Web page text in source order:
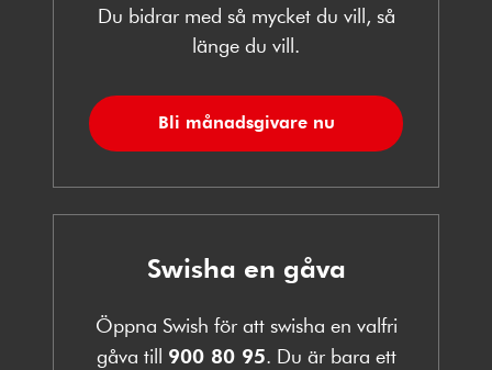
Du bidrar med så mycket du vill, så
länge du vill.
Bli månadsgivare nu
Swisha en gåva
Öppna Swish för att swisha en valfri
gåva till 900 80 95. Du är bara ett